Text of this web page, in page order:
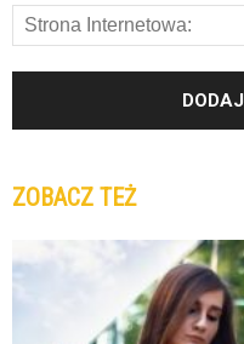
ZOBACZ TEŻ